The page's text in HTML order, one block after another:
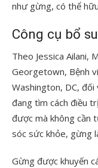
như gừng, có thể
Công cụ bổ
Theo Jessica Ailani,
Georgetown, Bệnh
Washington, DC,
đang tìm cách điều
được mà không cần
sóc sức khỏe, gừng
Gừng được khuyến